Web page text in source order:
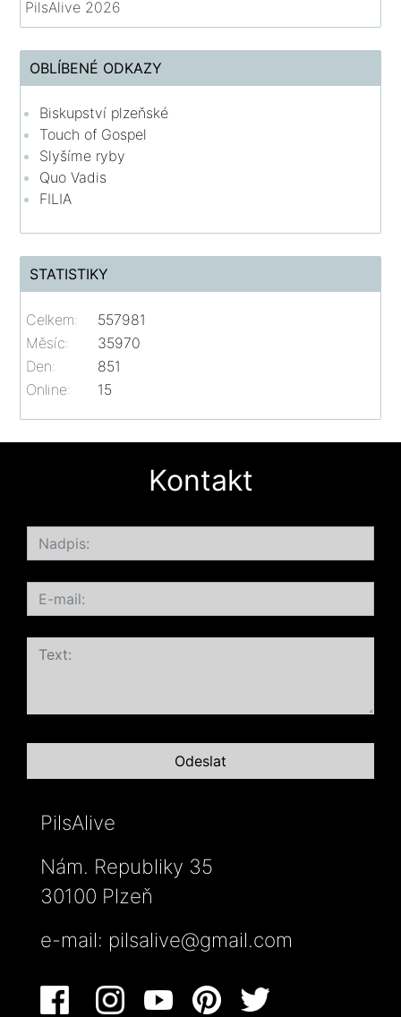
PilsAlive 2026
OBLÍBENÉ ODKAZY
Biskupství plzeňské
Touch of Gospel
Slyšíme ryby
Quo Vadis
FILIA
STATISTIKY
Online: 15
Celkem:
557981
Měsíc:
35970
Den:
851
Kontakt
PilsAlive
Nám. Republiky 35
30100 Plzeň
e-mail: pilsalive@gmail.com